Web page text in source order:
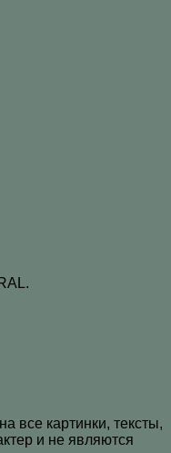
.
все картинки, тексты,
и не являются